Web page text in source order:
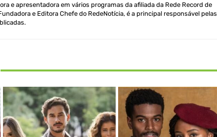
e apresentadora em vários programas da afiliada da Rede Record de
e Editora Chefe do RedeNotícia, é a principal responsável pelas